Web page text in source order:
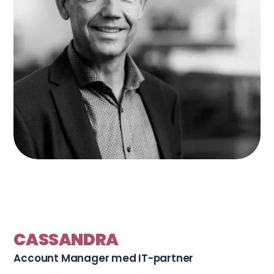
CASSANDRA
Account Manager med IT-partner